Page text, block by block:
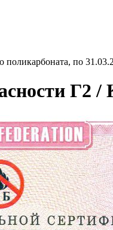
поликарбоната, по
Г2 /